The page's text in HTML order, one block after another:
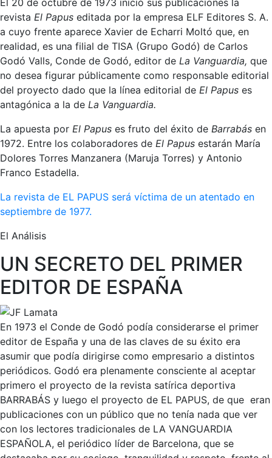
El 20 de octubre de 1973 inició sus publicaciones la
revista El Papus editada por la empresa ELF Editores S. A.
a cuyo frente aparece Xavier de Echarri Moltó que, en
realidad, es una filial de TISA (Grupo Godó) de Carlos
Godó Valls, Conde de Godó, editor de La Vanguardia, que
no desea figurar públicamente como responsable editorial
del proyecto dado que la línea editorial de El Papus es
antagónica a la de La Vanguardia.
La apuesta por El Papus es fruto del éxito de Barrabás en
1972. Entre los colaboradores de El Papus estarán María
Dolores Torres Manzanera (Maruja Torres) y Antonio
Franco Estadella.
La revista de EL PAPUS será víctima de un atentado en
septiembre de 1977.
El Análisis
UN SECRETO DEL PRIMER
EDITOR DE ESPAÑA
En 1973 el Conde de Godó podía considerarse el primer
editor de España y una de las claves de su éxito era
asumir que podía dirigirse como empresario a distintos
periódicos. Godó era plenamente consciente al aceptar
primero el proyecto de la revista satírica deportiva
BARRABÁS y luego el proyecto de EL PAPUS, de que eran
publicaciones con un público que no tenía nada que ver
con los lectores tradicionales de LA VANGUARDIA
ESPAÑOLA, el periódico líder de Barcelona, que se